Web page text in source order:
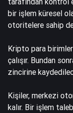
bir işlem küresel
otoritelere sahip
Kripto para
çalışır. Bundan
zincirine
Kişiler, merkezi
kalır. Bir işlem